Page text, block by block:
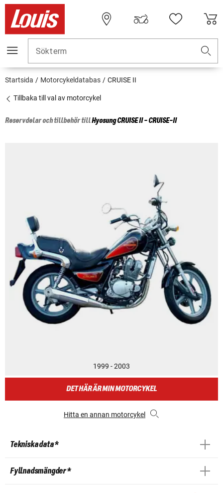
Sökterm
Startsida Motorcykeldatabas CRUISE II
Tillbaka till val av motorcykel
Reservdelar och tillbehör tillHyosungCRUISE II - CRUISE-II
1999 - 2003
DET HÄR ÄR MIN MOTORCYKEL
Hitta en annan motorcykel
Tekniska data *
Fyllnadsmängder *